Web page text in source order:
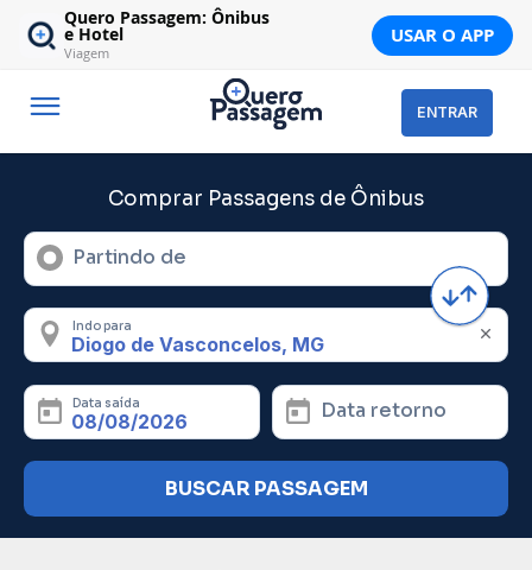
Quero Passagem: Ônibus
e Hotel
Viagem
USAR O APP
ENTRAR
Comprar Passagens de Ônibus
Partindo de
Indo para
Data saída Data retorno
BUSCAR PASSAGEM